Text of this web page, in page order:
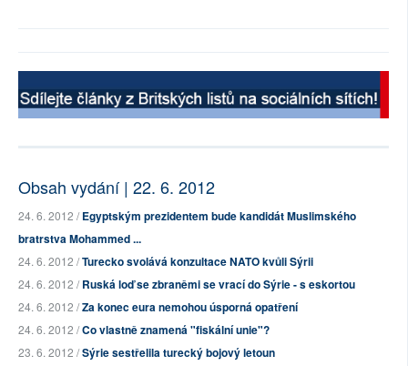
Obsah vydání | 22. 6. 2012
24. 6. 2012 /Egyptským prezidentem bude kandidát Muslimského
bratrstva Mohammed ...
24. 6. 2012 /Turecko svolává konzultace NATO kvůli Sýrii
24. 6. 2012 /Ruská loď se zbraněmi se vrací do Sýrie - s eskortou
24. 6. 2012 /Za konec eura nemohou úsporná opatření
24. 6. 2012 /Co vlastně znamená "fiskální unie"?
23. 6. 2012 /Sýrie sestřelila turecký bojový letoun